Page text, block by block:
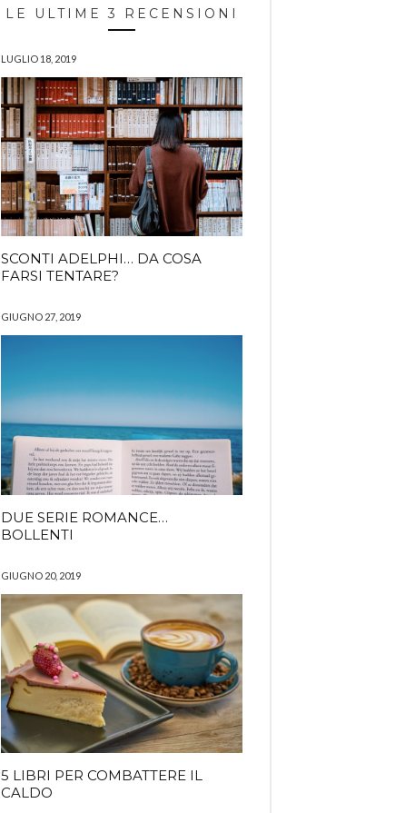
LE ULTIME 3 RECENSIONI
LUGLIO 18, 2019
SCONTI ADELPHI… DA COSA
FARSI TENTARE?
GIUGNO 27, 2019
DUE SERIE ROMANCE…
BOLLENTI
GIUGNO 20, 2019
5 LIBRI PER COMBATTERE IL
CALDO